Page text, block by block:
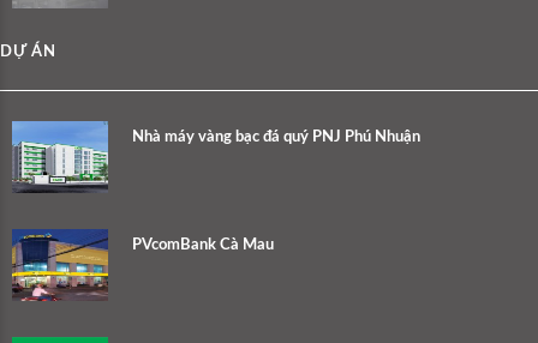
DỰ ÁN
Nhà máy vàng bạc đá quý PNJ Phú Nhuận
PVcomBank Cà Mau